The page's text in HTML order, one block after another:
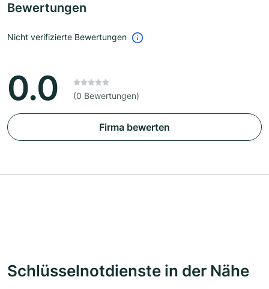
Bewertungen
Nicht verifizierte Bewertungen
0.0 (0 Bewertungen)
Firma bewerten
Schlüsselnotdienste in der Nähe